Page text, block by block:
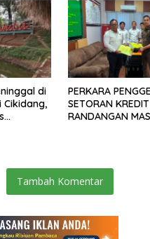
di
Cikidang,
PERKARA
SETORAN
RANDANGAN
Tambah Komentar